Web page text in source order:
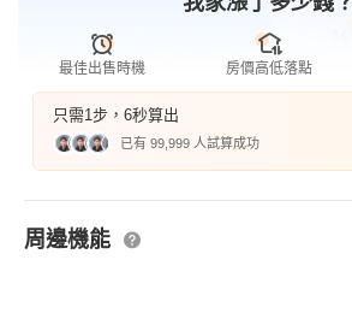
最佳出售時機 房價高低落點
只需1步，6秒算出
已有 99,999 人試算成功
周邊機能